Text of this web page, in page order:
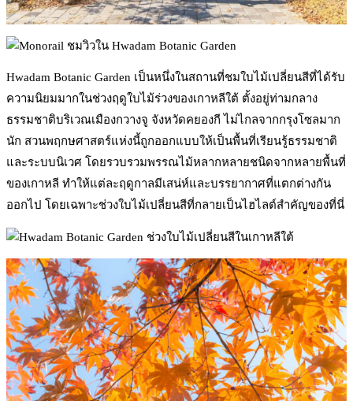
Hwadam Botanic Garden เป็นหนึ่งในสถานที่ชมใบไม้เปลี่ยนสีที่ได้รับ
ความนิยมมากในช่วงฤดูใบไม้ร่วงของเกาหลีใต้ ตั้งอยู่ท่ามกลาง
ธรรมชาติบริเวณเมืองกวางจู จังหวัดคยองกี ไม่ไกลจากกรุงโซลมาก
นัก สวนพฤกษศาสตร์แห่งนี้ถูกออกแบบให้เป็นพื้นที่เรียนรู้ธรรมชาติ
และระบบนิเวศ โดยรวบรวมพรรณไม้หลากหลายชนิดจากหลายพื้นที่
ของเกาหลี ทำให้แต่ละฤดูกาลมีเสน่ห์และบรรยากาศที่แตกต่างกัน
ออกไป โดยเฉพาะช่วงใบไม้เปลี่ยนสีที่กลายเป็นไฮไลต์สำคัญของที่นี่